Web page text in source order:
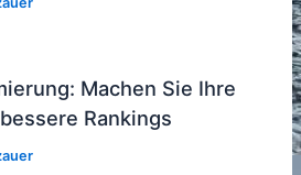
Machen Sie Ihre
Rankings